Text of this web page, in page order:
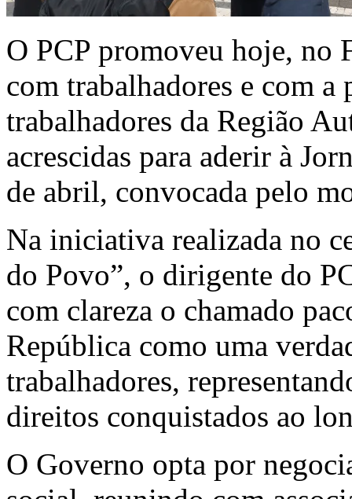
O PCP promoveu hoje, no
com trabalhadores e com
trabalhadores da Região
acrescidas para aderir à
de abril, convocada pelo
Na iniciativa realizada no
do Povo”, o dirigente do
com clareza o chamado
República como uma
trabalhadores,
direitos conquistados ao
O Governo opta por